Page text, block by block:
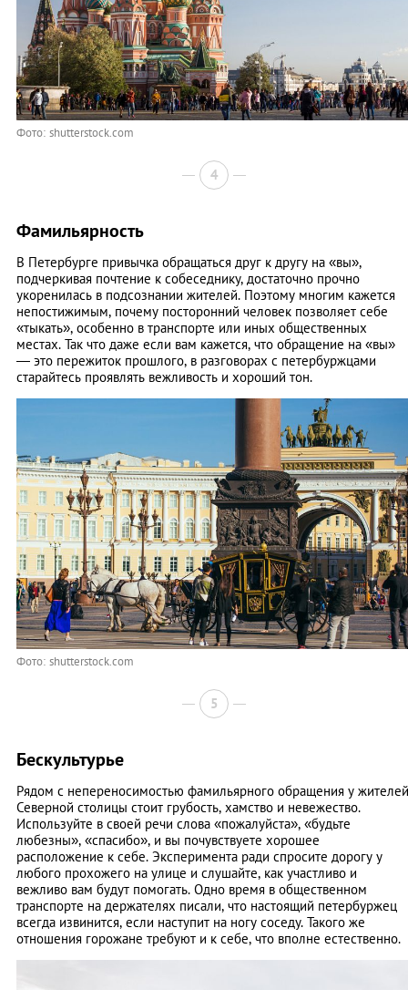
Фото: shutterstock.com
4
Фамильярность
В Петербурге привычка обращаться друг к другу на «вы»,
подчеркивая почтение к собеседнику, достаточно прочно
укоренилась в подсознании жителей. Поэтому многим кажется
непостижимым, почему посторонний человек позволяет себе
«тыкать», особенно в транспорте или иных общественных
местах. Так что даже если вам кажется, что обращение на «вы»
— это пережиток прошлого, в разговорах с петербуржцами
старайтесь проявлять вежливость и хороший тон.
Фото: shutterstock.com
5
Бескультурье
Рядом с непереносимостью фамильярного обращения у жителей
Северной столицы стоит грубость, хамство и невежество.
Используйте в своей речи слова «пожалуйста», «будьте
любезны», «спасибо», и вы почувствуете хорошее
расположение к себе. Эксперимента ради спросите дорогу у
любого прохожего на улице и слушайте, как участливо и
вежливо вам будут помогать. Одно время в общественном
транспорте на держателях писали, что настоящий петербуржец
всегда извинится, если наступит на ногу соседу. Такого же
отношения горожане требуют и к себе, что вполне естественно.